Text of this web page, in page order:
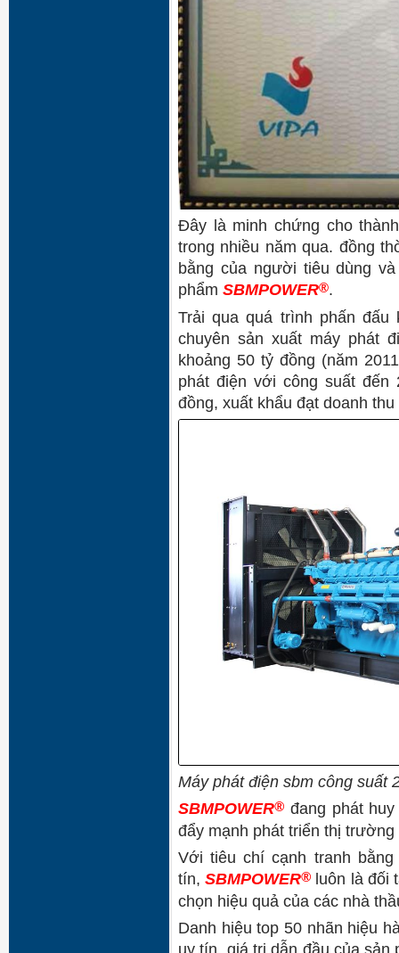
Đây là minh chứng cho
trong nhiều năm qua. đồng
bằng của người tiêu dùng
phẩm SBMPOWER®.
Trải qua quá trình phấn đấu
chuyên sản xuất máy phát
khoảng 50 tỷ đồng (năm
phát điện với công suất đến
đồng, xuất khẩu đạt doanh
Máy phát điện sbm công suất
SBMPOWER® đang phát
đẩy mạnh phát triển thị
Với tiêu chí cạnh tranh
tín,SBMPOWER®
luôn là đối
chọn hiệu quả của các nhà
Danh hiệu top 50 nhãn hiệu